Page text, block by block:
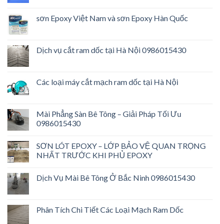
sơn Epoxy Việt Nam và sơn Epoxy Hàn Quốc
Dịch vụ cắt ram dốc tại Hà Nội 0986015430
Các loại máy cắt mạch ram dốc tại Hà Nội
Mài Phẳng Sàn Bê Tông – Giải Pháp Tối Ưu
0986015430
SƠN LÓT EPOXY – LỚP BẢO VỆ QUAN TRỌNG
NHẤT TRƯỚC KHI PHỦ EPOXY
Dịch Vụ Mài Bê Tông Ở Bắc Ninh 0986015430
Phân Tích Chi Tiết Các Loại Mạch Ram Dốc